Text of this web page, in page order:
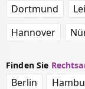
Dortmund
Hannover
Finden Sie
Berlin